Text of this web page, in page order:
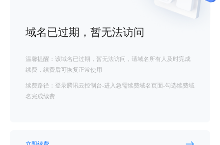
域名已过期，暂无法访问
温馨提醒：该域名已过期，暂无法访问，请域名所有人及时完成
续费，续费后可恢复正常使用
续费路径：登录腾讯云控制台-进入急需续费域名页面-勾选续费域
名完成续费